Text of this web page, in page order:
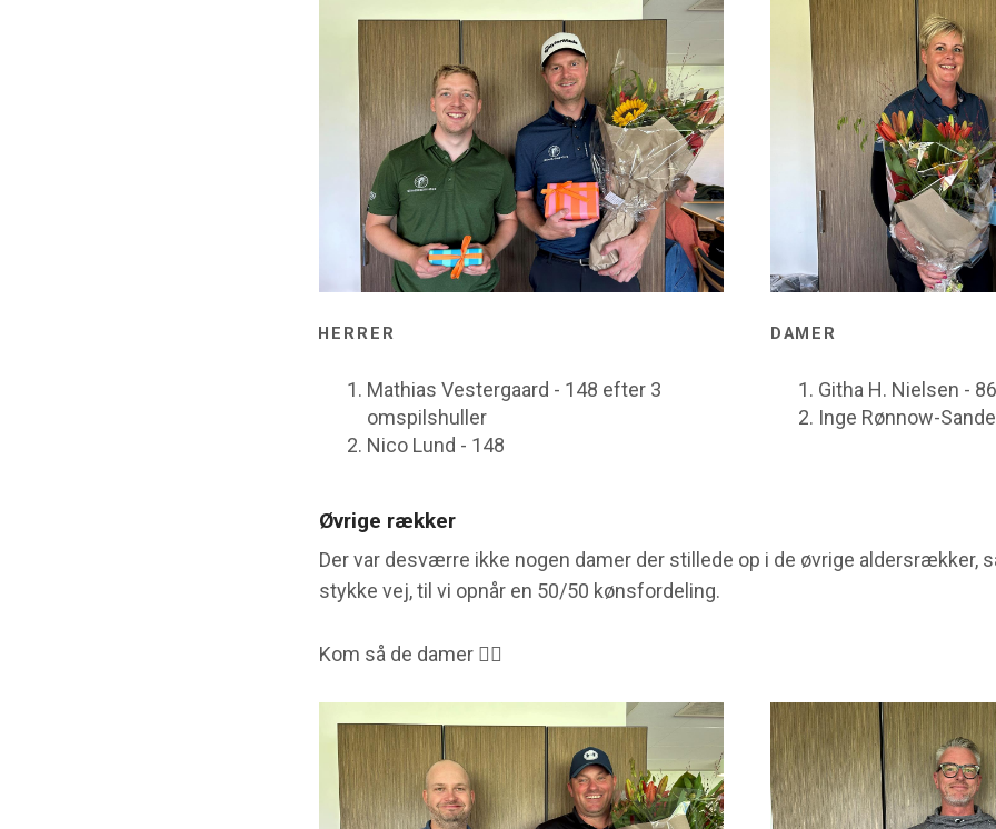
HERRER
Mathias Vestergaard - 148 efter 3
omspilshuller
Nico Lund - 148
DAMER
Githa H. Nielsen - 86
Inge Rønnow-
Øvrige rækker
Der var desværre ikke nogen damer der stillede op i de øvrige aldersrækker,
stykke vej, til vi opnår en 50/50 kønsfordeling.
Kom så de damer 🏌️‍♀️